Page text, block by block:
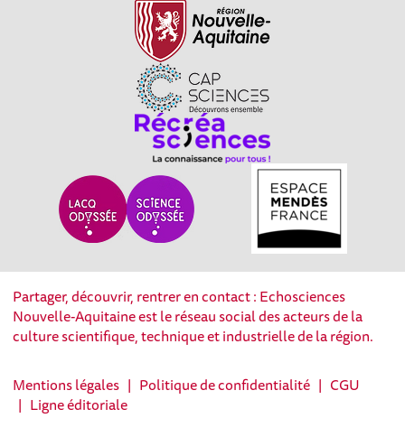
Partager, découvrir, rentrer en contact : Echosciences
Nouvelle-Aquitaine est le réseau social des acteurs de la
culture scientifique, technique et industrielle de la région.
Mentions légales | Politique de confidentialité | CGU
| Ligne éditoriale